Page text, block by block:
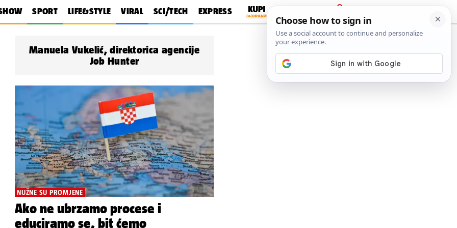
SPORT LIFE&STYLE VIRAL SCI/TECH EXPRESS
PRIJAVA
Manuela Vukelić, direktorica agencije
Job Hunter
NUŽNE SU PROMJENE
Ako ne ubrzamo procese i
educiramo se, bit ćemo